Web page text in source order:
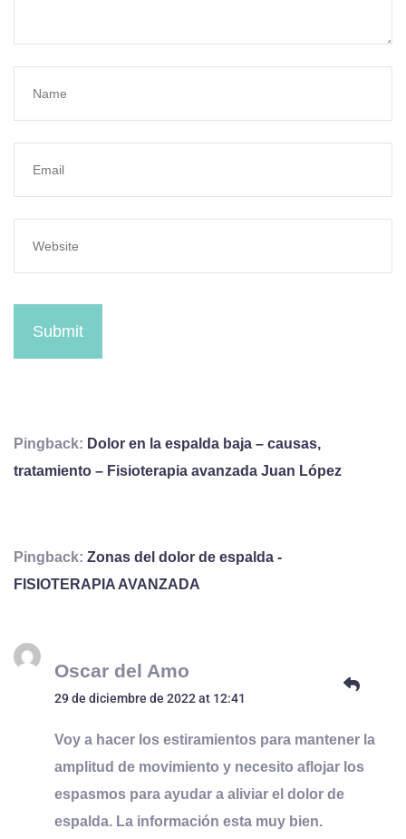
Submit
Pingback: Dolor en la espalda baja – causas,
tratamiento – Fisioterapia avanzada Juan López
Pingback: Zonas del dolor de espalda -
FISIOTERAPIA AVANZADA
Oscar del Amo
29 de diciembre de 2022 at 12:41
Voy a hacer los estiramientos para mantener la
amplitud de movimiento y necesito aflojar los
espasmos para ayudar a aliviar el dolor de
espalda. La información esta muy bien.